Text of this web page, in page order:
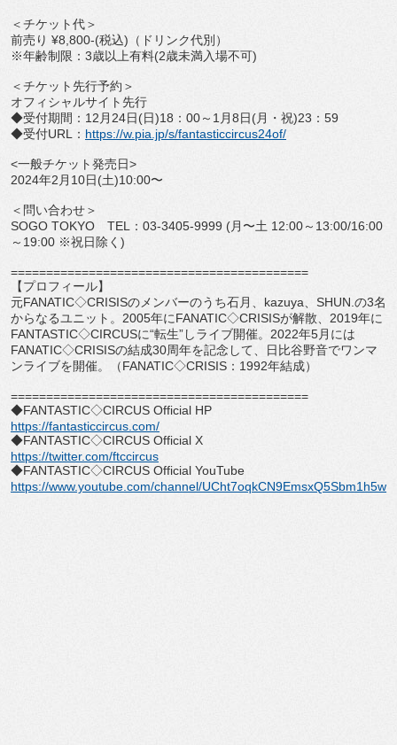
＜チケット代＞
前売り ¥8,800-(税込)（ドリンク代別）
※年齢制限：3歳以上有料(2歳未満入場不可)
＜チケット先行予約＞
オフィシャルサイト先行
◆受付期間：12月24日(日)18：00～1月8日(月・祝)23：59
◆受付URL： https://w.pia.jp/s/fantasticcircus24of/
<一般チケット発売日>
2024年2月10日(土)10:00〜
＜問い合わせ＞
SOGO TOKYO TEL：03-3405-9999 (月〜土 12:00～13:00/16:00
～19:00 ※祝日除く)
==========================================
【プロフィール】
元FANATIC◇CRISISのメンバーのうち石月、 kazuya、SHUN.の3名
からなるユニット。 2005年にFANATIC◇CRISISが解散、 2019年に
FANTASTIC◇CIRCUSに“転生”しライブ開催。2022年5月には
FANATIC◇CRISISの結成30周年を記念して、
日比谷野音でワンマ
ンライブを開催。（FANATIC◇CRISIS：1992年結成）
==========================================
◆FANTASTIC◇CIRCUS Official HP
https://fantasticcircus.com/
◆FANTASTIC◇CIRCUS Official X
https://twitter.com/ftccircus
◆FANTASTIC◇CIRCUS Official YouTube
https://www.youtube.com/channel/UCht7oqkCN9EmsxQ5Sbm1h5w